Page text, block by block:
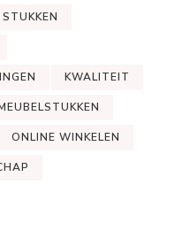
KWALITEIT
ONLINE WINKELEN